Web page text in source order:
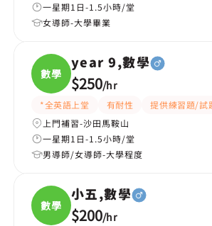
一星期1日-1.5小時/堂
女導師-大學畢業
數學
year 9,數學
$250/hr
*全英語上堂 有耐性 提供練習題/試
上門補習-沙田馬鞍山
一星期1日-1.5小時/堂
男導師/女導師-大學程度
數學
小五,數學
$200/hr